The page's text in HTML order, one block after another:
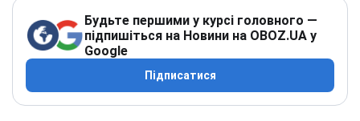
Будьте першими у курсі головного —
підпишіться на Новини на OBOZ.UA у
Google
Підписатися